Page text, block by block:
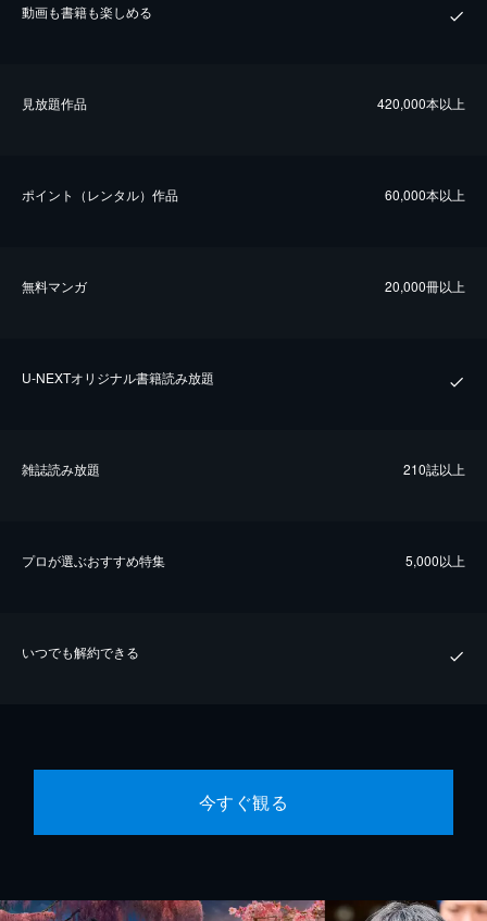
動画も書籍も楽しめる
⾒放題作品 420,000本以上
ポイント（レンタル）作品 60,000本以上
無料マンガ 20,000冊以上
U-NEXTオリジナル書籍読み放題
雑誌読み放題 210誌以上
プロが選ぶおすすめ特集 5,000以上
いつでも解約できる
今すぐ観る